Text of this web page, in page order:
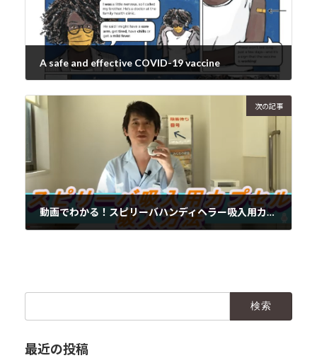
A safe and effective COVID-19 vaccine
次の記事
動画でわかる！スピリーバハンディヘラー吸入用カプセルの吸入方法
最近の投稿